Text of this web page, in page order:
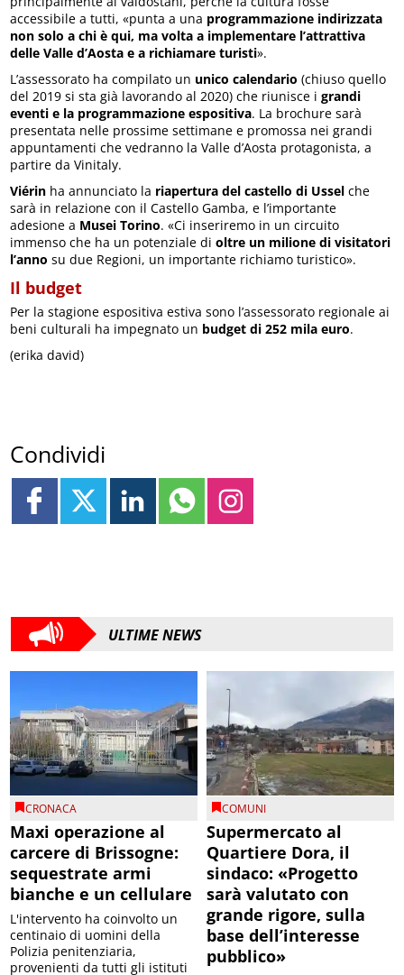
accessibile a tutti, «punta a una programmazione indirizzata
non solo a chi è qui, ma volta a implementare l’attrattiva
delle Valle d’Aosta e a richiamare turisti».
L’assessorato ha compilato un unico calendario (chiuso quello
del 2019 si sta già lavorando al 2020) che riunisce i grandi
eventi e la programmazione espositiva. La brochure sarà
presentata nelle prossime settimane e promossa nei grandi
appuntamenti che vedranno la Valle d’Aosta protagonista, a
partire da Vinitaly.
Viérin ha annunciato la riapertura del castello di Ussel che
sarà in relazione con il Castello Gamba, e l’importante
adesione a Musei Torino. «Ci inseriremo in un circuito
immenso che ha un potenziale dioltre un milione di visitatori
l’anno su due Regioni, un importante richiamo turistico».
Il budget
Per la stagione espositiva estiva sono l’assessorato regionale ai
beni culturali ha impegnato un budget di 252 mila euro.
(erika david)
Condividi
ULTIME NEWS
CRONACA
Maxi operazione al
carcere di Brissogne:
sequestrate armi
bianche e un cellulare
L'intervento ha coinvolto un
centinaio di uomini della
Polizia penitenziaria,
provenienti da tutti gli istituti
COMUNI
Supermercato al
Quartiere Dora, il
sindaco: «Progetto
sarà valutato con
grande rigore, sulla
base dell’interesse
pubblico»